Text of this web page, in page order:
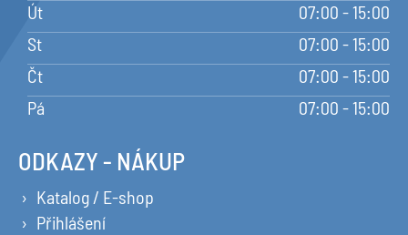
Út
07:00 - 15:00
St
07:00 - 15:00
Čt
07:00 - 15:00
Pá
07:00 - 15:00
ODKAZY - NÁKUP
Katalog / E-shop
Přihlášení